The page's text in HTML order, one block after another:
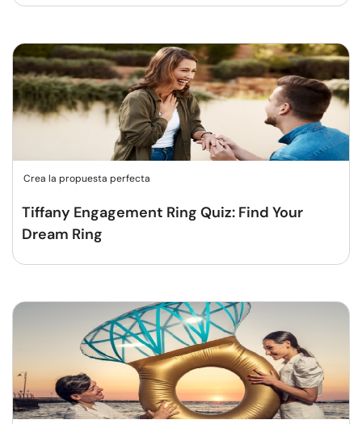
Crea la propuesta perfecta
Tiffany Engagement Ring Quiz: Find Your
Dream Ring